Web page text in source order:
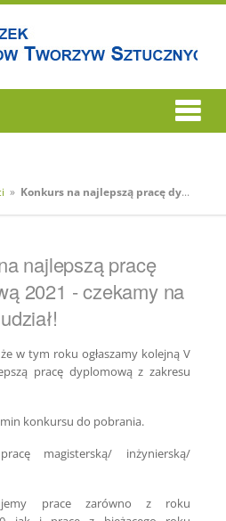
» Konkurs na najlepszą pracę dyplomową 2021 - czekamy na Państwa udział!
najlepszą pracę
2021 - czekamy na
w tym roku ogłaszamy kolejną V
pracę dyplomową z zakresu
konkursu do pobrania.
magisterską/ inżynierską/
prace zarówno z roku